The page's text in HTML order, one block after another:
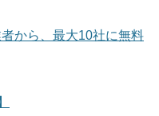
から、最大10社に無料